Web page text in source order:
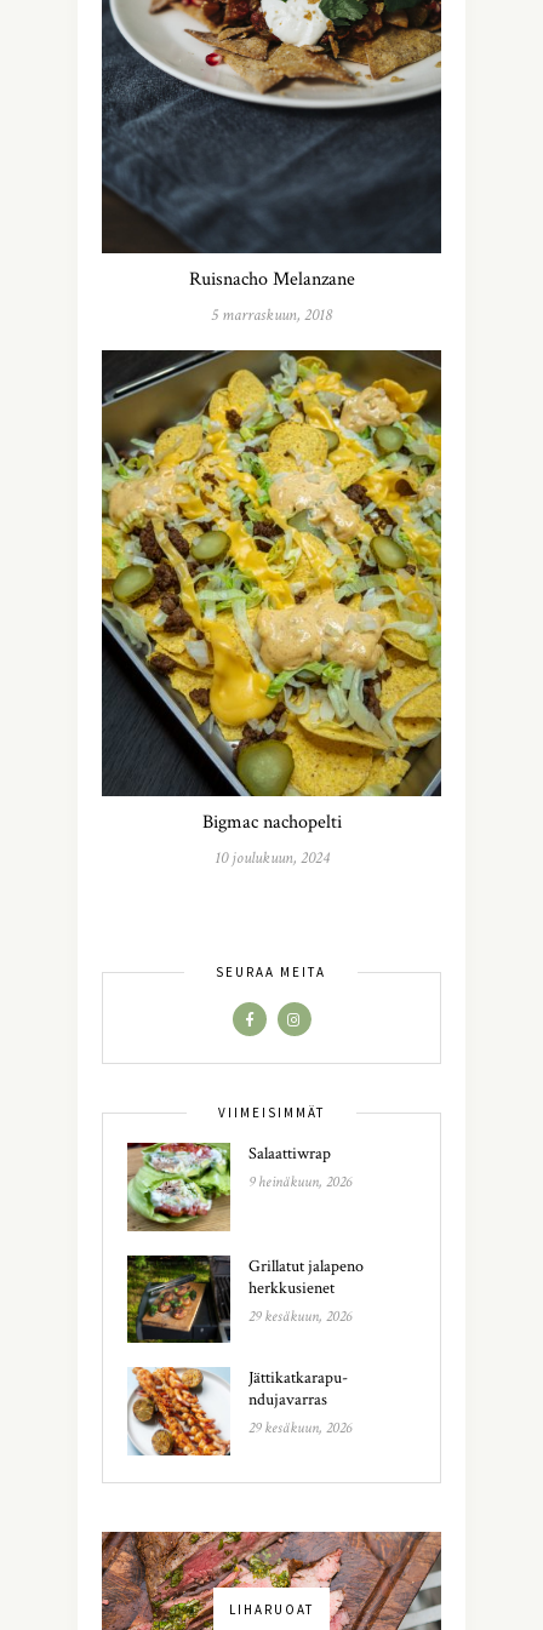
Ruisnacho Melanzane
5 marraskuun, 2018
Bigmac nachopelti
10 joulukuun, 2024
SEURAA MEITÄ
VIIMEISIMMÄT
Salaattiwrap
9 heinäkuun, 2026
Grillatut jalapeno
herkkusienet
29 kesäkuun, 2026
Jättikatkarapu-
ndujavarras
29 kesäkuun, 2026
LIHARUOAT